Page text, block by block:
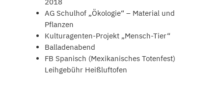
AG Schulhof „Ökologie“ – Material und
Pflanzen
Kulturagenten-Projekt „Mensch-Tier“
Balladenabend
FB Spanisch (Mexikanisches Totenfest)
Leihgebühr Heißluftofen